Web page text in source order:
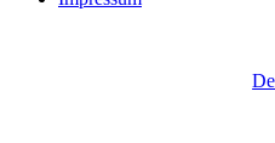
Design by